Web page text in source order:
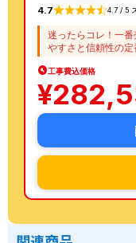
4.7 4.7 / 5
迷ったらコレ！一
やすさと信頼性の
工事費込価格
¥